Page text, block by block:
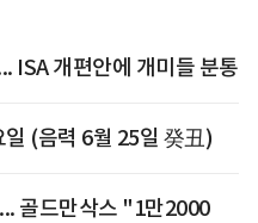
ISA 개편안에 개미들 분통
(음력 6월 25일 癸丑)
골드만삭스 "1만2000